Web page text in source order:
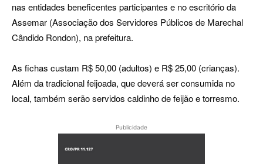
nas entidades beneficentes participantes e no escritório da
Assemar (Associação dos Servidores Públicos de Marechal
Cândido Rondon), na prefeitura.
As fichas custam R$ 50,00 (adultos) e R$ 25,00 (crianças).
Além da tradicional feijoada, que deverá ser consumida no
local, também serão servidos caldinho de feijão e torresmo.
Publicidade